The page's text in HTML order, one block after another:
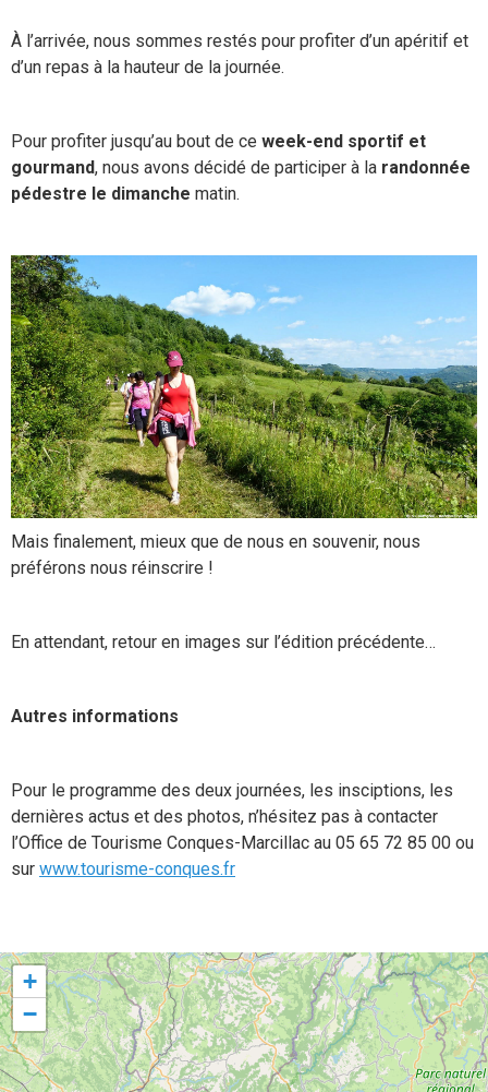
À l’arrivée, nous sommes restés pour profiter d’un apéritif et
d’un repas à la hauteur de la journée.
Pour profiter jusqu’au bout de ce week-end sportif et
gourmand, nous avons décidé de participer à la randonnée
pédestre le dimanche matin.
Mais finalement, mieux que de nous en souvenir, nous
préférons nous réinscrire !
En attendant, retour en images sur l’édition précédente…
Autres informations
Pour le programme des deux journées, les insciptions, les
dernières actus et des photos, n’hésitez pas à contacter
l’Office de Tourisme Conques-Marcillac au 05 65 72 85 00 ou
sur www.tourisme-conques.fr
+
−